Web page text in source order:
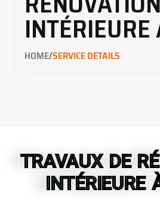
HOME/SERVICE DETAILS
TRAVAUX DE
INTÉRIEURE